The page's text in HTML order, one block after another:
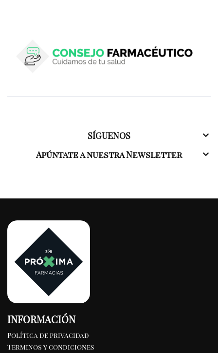
SÍGUENOS
Apúntate a nuestra Newsletter
INFORMACIÓN
Política de privacidad
Terminos y condiciones